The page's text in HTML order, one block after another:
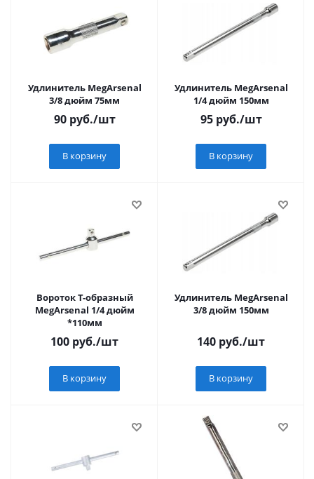
Удлинитель MegArsenal
3/8 дюйм 75мм
90руб./шт
В корзину
Удлинитель MegArsenal
1/4 дюйм 150мм
95руб./шт
В корзину
Вороток Т-образный
MegArsenal 1/4 дюйм
*110мм
100 руб./шт
В корзину
Удлинитель MegArsenal
3/8 дюйм 150мм
140 руб./шт
В корзину